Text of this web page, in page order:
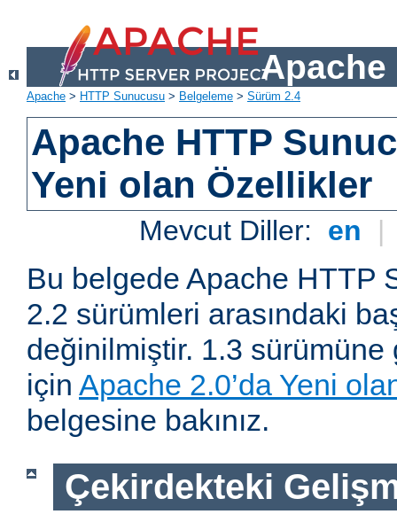
Apache
Apache > HTTP Sunucusu > Belgeleme > Sürüm 2.4
Apache HTTP
Yeni olan Özellikler
Mevcut Diller: en |
Bu belgede Apache HTTP
2.2 sürümleri arasındaki
değinilmiştir. 1.3
için Apache 2.0’da Yeni
belgesine bakınız.
Çekirdekteki